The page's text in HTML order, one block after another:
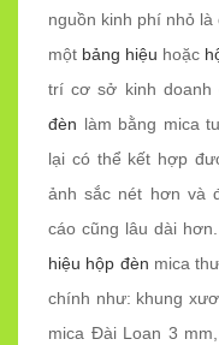
nguồn kinh phí nhỏ
một bảng hiệu hoặc
trí cơ sở kinh doanh
đèn làm bằng mica
lại có thể kết hợp
ảnh sắc nét hơn và
cáo cũng lâu dài hơn.
hiệu hộp đèn mica
chính như: khung
mica Đài Loan 3